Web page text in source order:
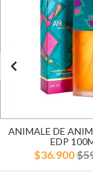
ANIMALE DE
EDP
$36.900